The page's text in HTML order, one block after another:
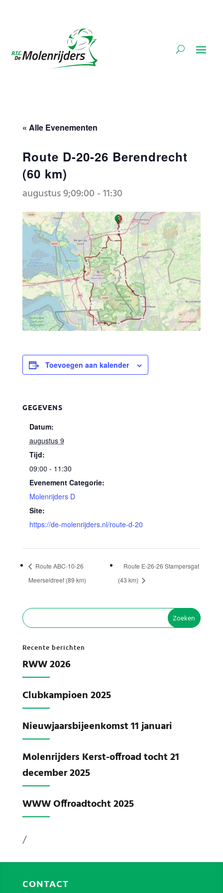
« Alle Evenementen
Route D-20-26 Berendrecht
(60 km)
augustus 9;09:00 -11:30
Toevoegen aan kalender
GEGEVENS
Datum:
augustus 9
Tijd:
09:00 - 11:30
Evenement Categorie:
Molenrijders D
Site:
https://de-molenrijders.nl/route-d-20
Route ABC-10-26
Meerseldreef (89 km)
Route E-26-26 Stampersgat
(43 km)
Recente berichten
RWW 2026
Clubkampioen 2025
Nieuwjaarsbijeenkomst 11 januari
Molenrijders Kerst-offroad tocht 21
december 2025
WWW Offroadtocht 2025
/
CONTACT